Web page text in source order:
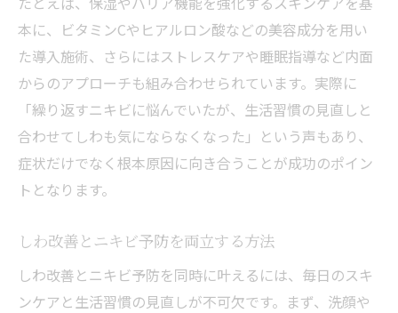
本に、ビタミンCやヒアルロン酸などの美容成分を用い
た導入施術、さらにはストレスケアや睡眠指導など内面
からのアプローチも組み合わせられています。実際に
「繰り返すニキビに悩んでいたが、生活習慣の見直しと
合わせてしわも気にならなくなった」という声もあり、
症状だけでなく根本原因に向き合うことが成功のポイン
トとなります。
しわ改善とニキビ予防を両立する方法
しわ改善とニキビ予防を同時に叶えるには、毎日のスキ
ンケアと生活習慣の見直しが不可欠です。まず、洗顔や